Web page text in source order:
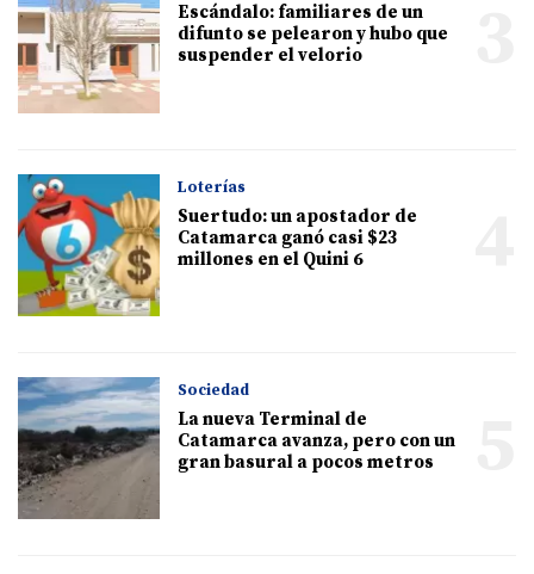
Escándalo: familiares de un
difunto se pelearon y hubo que
suspender el velorio
Loterías
Suertudo: un apostador de
Catamarca ganó casi $23
millones en el Quini 6
Sociedad
La nueva Terminal de
Catamarca avanza, pero con un
gran basural a pocos metros